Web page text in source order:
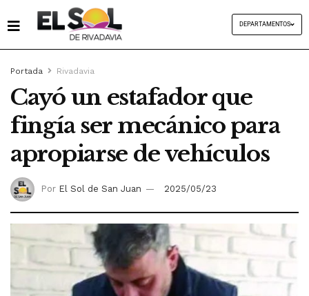
DEPARTAMENTOS
Portada Rivadavia
Cayó un estafador que
fingía ser mecánico para
apropiarse de vehículos
Por El Sol de San Juan 2025/05/23